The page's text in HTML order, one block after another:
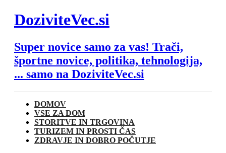
Skip
to
DoziviteVec.si
Super novice samo za vas! Trači,
športne novice, politika, tehnologija,
... samo na DoziviteVec.si
DOMOV
VSE ZA DOM
STORITVE IN TRGOVINA
TURIZEM IN PROSTI ČAS
ZDRAVJE IN DOBRO POČUTJE